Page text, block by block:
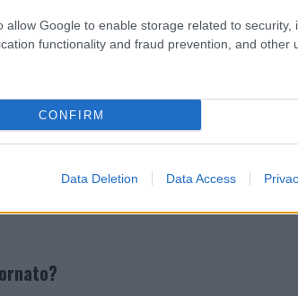
allow Google to enable storage related to security,
functionality and fraud prevention, and other
CONFIRM
Data Deletion Data Access
Prossimo articolo